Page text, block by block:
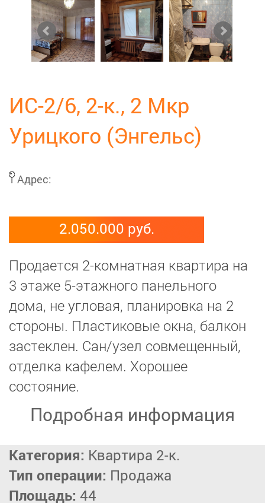
ИС-2/6, 2-к., 2 Мкр
Урицкого (Энгельс)
Адрес:
2.050.000 руб.
Продается 2-комнатная квартира на
3 этаже 5-этажного панельного
дома, не угловая, планировка на 2
стороны. Пластиковые окна, балкон
застеклен. Сан/узел совмещенный,
отделка кафелем. Хорошее
состояние.
Подробная информация
Категория: Квартира 2-к.
Тип операции: Продажа
Площадь: 44